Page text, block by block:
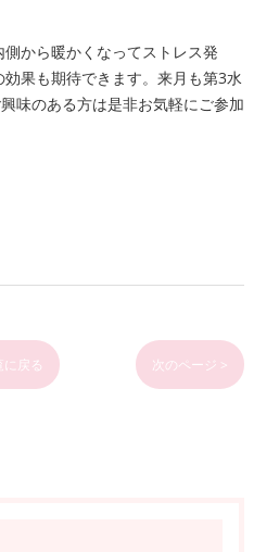
から暖かくなってストレス発
果も期待できます。来月も第3水
味のある方は是非お気軽にご参加
に戻る 次のページ >